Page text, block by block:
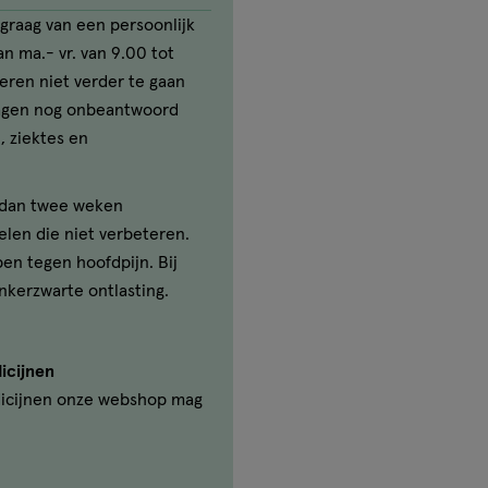
van een persoonlijk
ma.- vr. van 9.00 tot
niet verder te gaan
nog onbeantwoord
ziektes en
twee weken
die niet verbeteren.
tegen hoofdpijn. Bij
ontlasting.
onze webshop mag